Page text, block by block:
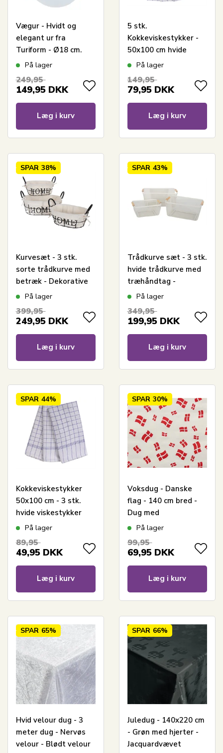
Vægur - Hvidt og
elegant ur fra
Turiform - Ø18 cm.
På lager
249,95
149,95 DKK
Læg i kurv
5 stk.
Kokkeviskestykker -
50x100 cm hvide
viskestykker med blå
På lager
149,95
79,95 DKK
Læg i kurv
SPAR 38%
Kurvesæt - 3 stk.
sorte trådkurve med
betræk - Dekorative
kurve til hjemmet
På lager
399,95
249,95 DKK
Læg i kurv
SPAR 43%
Trådkurve sæt - 3 stk.
hvide trådkurve med
træhåndtag -
Moderne
På lager
349,95
199,95 DKK
Læg i kurv
SPAR 44%
Kokkeviskestykker
50x100 cm - 3 stk.
hvide viskestykker
med blå tern
På lager
89,95
49,95 DKK
Læg i kurv
SPAR 30%
Voksdug - Danske
flag - 140 cm bred -
Dug med
dannebrogsflag
På lager
99,95
69,95 DKK
Læg i kurv
SPAR 65%
Hvid velour dug - 3
meter dug - Nervøs
velour - Blødt velour
SPAR 66%
Juledug - 140x220 cm
- Grøn med hjerter -
Jacquardvævet